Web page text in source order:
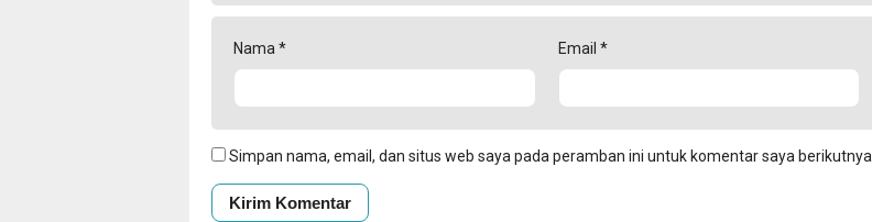
Nama * Email *
Simpan nama, email, dan situs web saya pada peramban ini untuk komentar saya berikutnya.